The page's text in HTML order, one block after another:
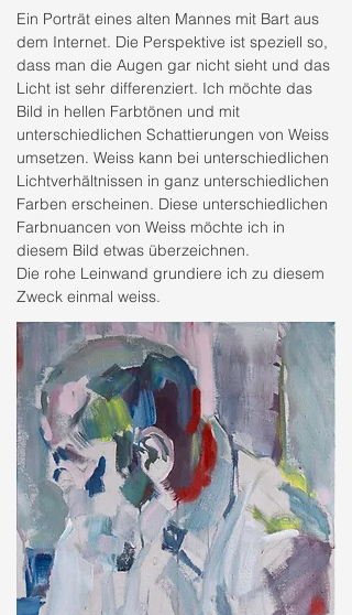
Ein Porträt eines alten Mannes mit Bart aus
dem Internet. Die Perspektive ist speziell so,
dass man die Augen gar nicht sieht und das
Licht ist sehr differenziert. Ich möchte das
Bild in hellen Farbtönen und mit
unterschiedlichen Schattierungen von Weiss
umsetzen. Weiss kann bei unterschiedlichen
Lichtverhältnissen in ganz unterschiedlichen
Farben erscheinen. Diese unterschiedlichen
Farbnuancen von Weiss möchte ich in
diesem Bild etwas überzeichnen.
Die rohe Leinwand grundiere ich zu diesem
Zweck einmal weiss.